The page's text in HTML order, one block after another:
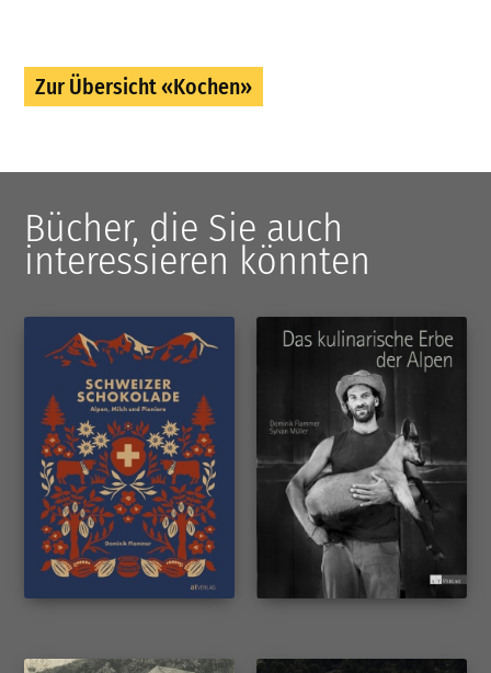
Zur Übersicht «Kochen»
Bücher, die Sie auch
interessieren könnten